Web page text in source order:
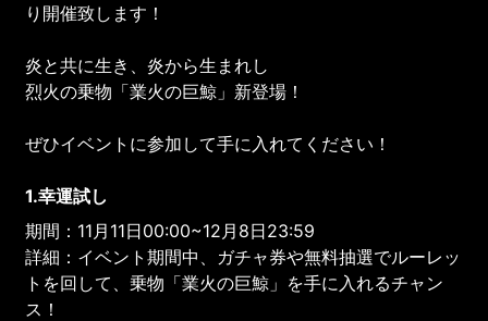
り開催致します！
炎と共に生き、炎から生まれし
烈火の乗物「業火の巨鯨」新登場！
ぜひイベントに参加して手に入れてください！
1.幸運試し
期間：11月11日00:00~12月8日23:59
詳細：イベント期間中、ガチャ券や無料抽選でルーレッ
トを回して、乗物「業火の巨鯨」を手に入れるチャン
ス！